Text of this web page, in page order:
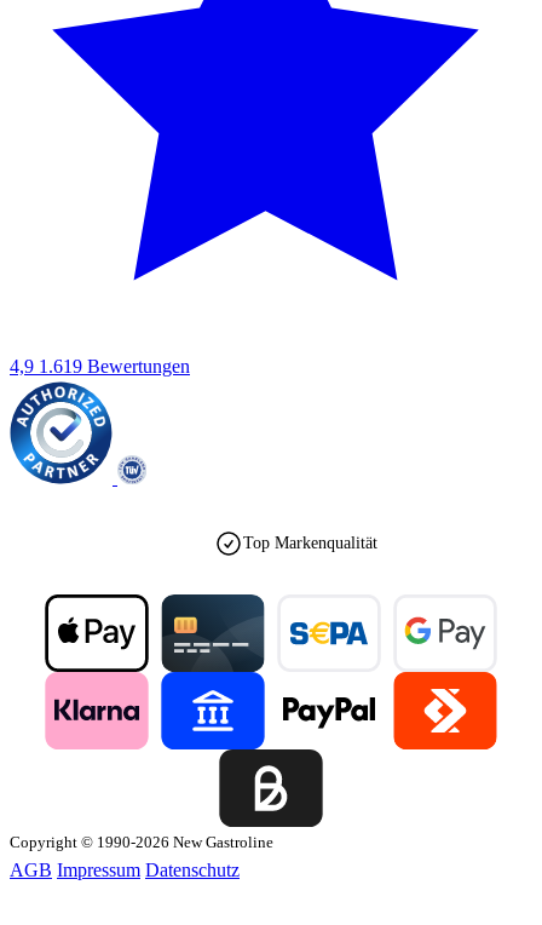
4,9 1.619 Bewertungen
Top Markenqualität
Copyright © 1990-2026 New Gastroline
AGB Impressum Datenschutz